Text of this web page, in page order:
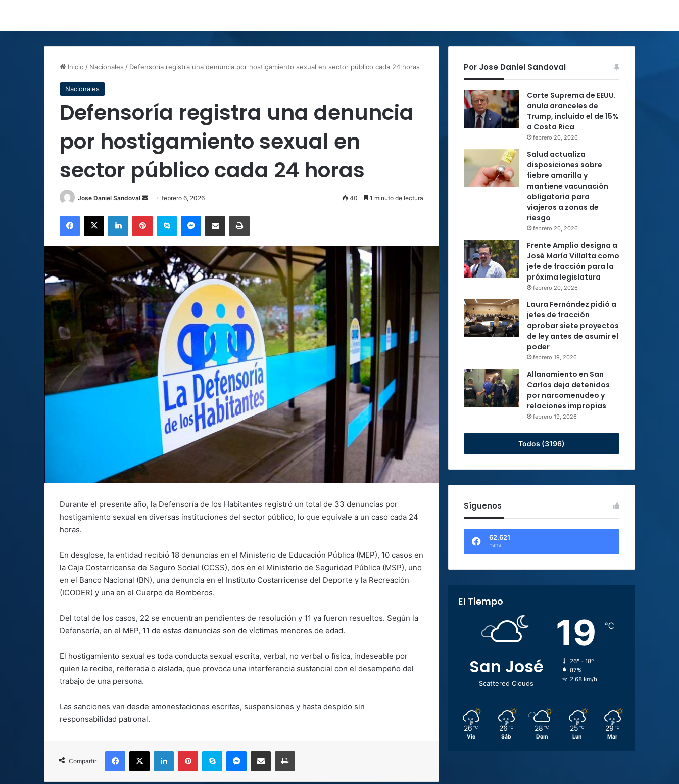
Inicio / Nacionales / Defensoría registra una denuncia por hostigamiento sexual en sector público cada 24 horas
Nacionales
Defensoría registra una denuncia
por hostigamiento sexual en
sector público cada 24 horas
Jose Daniel Sandoval
Sendfebrero 6, 2026 40 1 minuto de lectura
Facebook
X LinkedInPinterestSkype MessengerCompartir por correo electrónicoImprimir
Durante el presente año, la Defensoría de los Habitantes registró un total de 33 denuncias por
hostigamiento sexual en diversas instituciones del sector público, lo que equivale a un caso cada 24
horas.
En desglose, la entidad recibió 18 denuncias en el Ministerio de Educación Pública (MEP), 10 casos en
la Caja Costarricense de Seguro Social (CCSS), dos en el Ministerio de Seguridad Pública (MSP), uno
en el Banco Nacional (BN), una denuncia en el Instituto Costarricense del Deporte y la Recreación
(ICODER) y una en el Cuerpo de Bomberos.
Del total de los casos, 22 se encuentran pendientes de resolución y 11 ya fueron resueltos. Según la
Defensoría, en el MEP, 11 de estas denuncias son de víctimas menores de edad.
El hostigamiento sexual es toda conducta sexual escrita, verbal, no verbal o física, indeseable por
quien la recibe, reiterada o aislada, que provoca una interferencia sustancial con el desempeño del
trabajo de una persona.
Las sanciones van desde amonestaciones escritas, suspensiones y hasta despido sin
responsabilidad patronal.
Compartir
Facebook
X LinkedInPinterestSkype MessengerCompartir por correo electrónicoImprimir
Por Jose Daniel Sandoval
Corte Suprema de EEUU.
anula aranceles de
Trump, incluido el de 15%
a Costa Rica
febrero 20, 2026
Salud actualiza
disposiciones sobre
fiebre amarilla y
mantiene vacunación
obligatoria para
viajeros a zonas de
riesgo
febrero 20, 2026
Frente Amplio designa a
José María Villalta como
jefe de fracción para la
próxima legislatura
febrero 20, 2026
Laura Fernández pidió a
jefes de fracción
aprobar siete proyectos
de ley antes de asumir el
poder
febrero 19, 2026
Allanamiento en San
Carlos deja detenidos
por narcomenudeo y
relaciones impropias
febrero 19, 2026
Todos (3196)
Síguenos
62.621
Fans
El Tiempo
San José
Scattered Clouds
19 ℃
26º - 18º
87%
2.68 km/h
26 ℃
Vie
26 ℃
Sáb
28 ℃
Dom
25 ℃
Lun
29 ℃
Mar